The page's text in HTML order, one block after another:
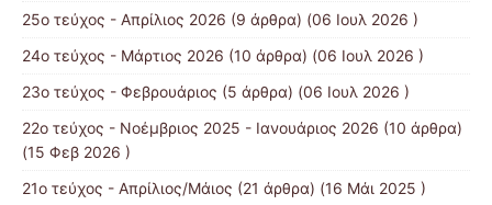
25ο τεύχος - Απρίλιος 2026 (9 άρθρα) (06 Ιουλ 2026 )
24ο τεύχος - Μάρτιος 2026 (10 άρθρα) (06 Ιουλ 2026 )
23ο τεύχος - Φεβρουάριος (5 άρθρα) (06 Ιουλ 2026 )
22ο τεύχος - Νοέμβριος 2025 - Ιανουάριος 2026 (10 άρθρα)
(15 Φεβ 2026 )
21ο τεύχος - Απρίλιος/Μάιος (21 άρθρα) (16 Μάι 2025 )